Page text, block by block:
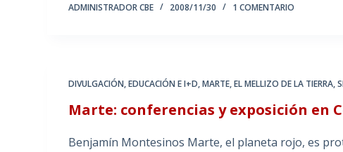
ADMINISTRADOR CBE 2008/11/30 1 COMENTARIO
DIVULGACIÓN,EDUCACIÓN E I+D,MARTE, EL MELLIZO DE LA TIERRA,
Marte: conferencias y exposición en
Benjamín Montesinos Marte, el planeta rojo, es